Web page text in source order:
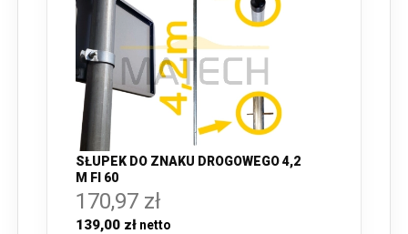
SŁUPEK DO ZNAKU DROGOWEGO 4,2
M FI 60
170,97 zł
139,00 zł